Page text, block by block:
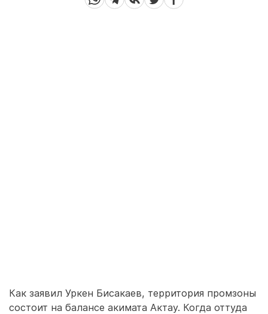
Как заявил Уркен Бисакаев, территория промзоны
состоит на балансе акимата Актау. Когда оттуда